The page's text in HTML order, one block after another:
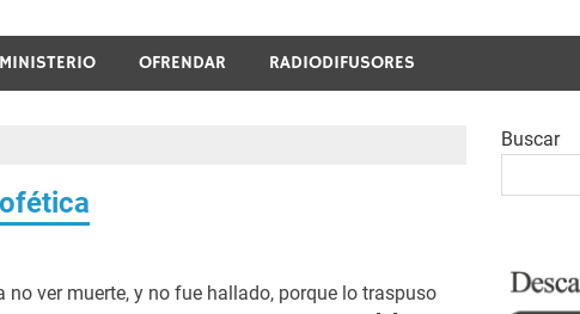
OFRENDAR RADIODIFUSORES
no ver muerte, y no fue hallado, porque lo traspuso
Buscar